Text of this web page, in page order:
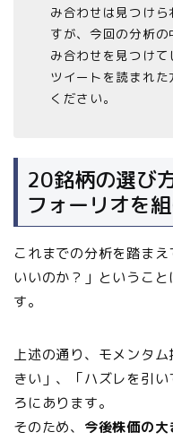
み合わせは見つけ
すが、今回の分析
み合わせを見つけて
ツイートを読まれ
ください。
20銘柄の選び
フォーリオを
これまでの分析を踏ま
いいのか？」というこ
す。
上述の通り、モメンタ
きい」、「ハズレを引
ろにあります。
そのため、 今後株価の